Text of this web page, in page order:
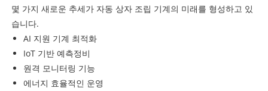
몇 가지 새로운 추세가 자동 상자 조립 기계의 미래를 형성하고 있
습니다.
AI 지원 기계 최적화
IoT 기반 예측정비
원격 모니터링 기능
에너지 효율적인 운영